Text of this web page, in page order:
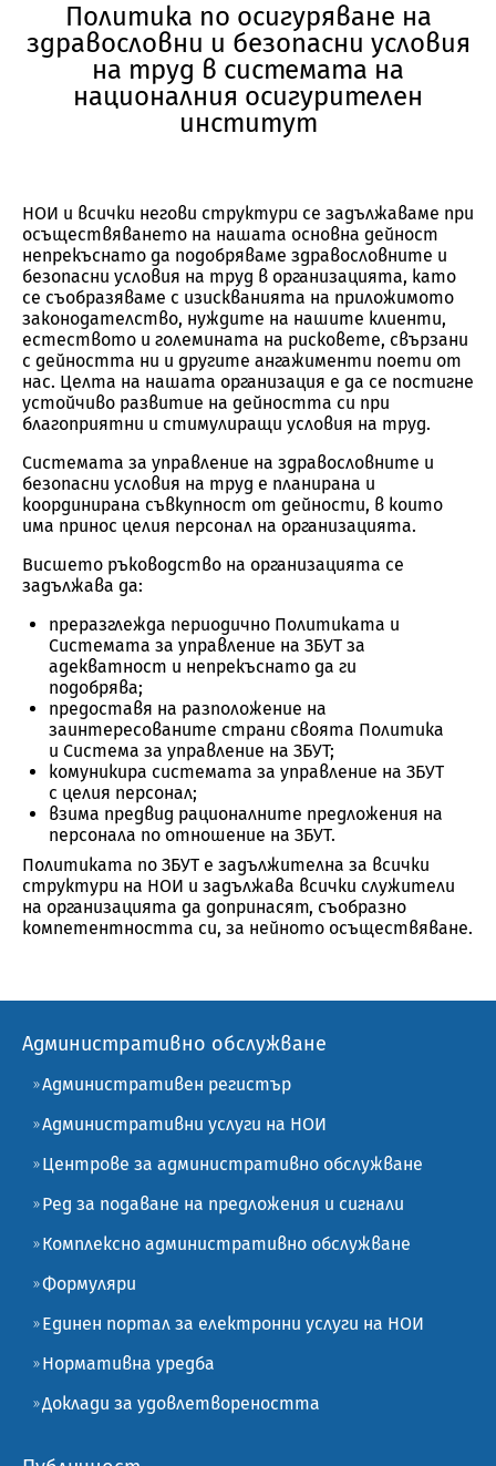
Политика по осигуряване на
здравословни и безопасни условия
на труд в системата на
националния осигурителен
институт
НОИ и всички негови структури се задължаваме при
осъществяването на нашата основна дейност
непрекъснато да подобряваме здравословните и
безопасни условия на труд в организацията, като
се съобразяваме с изискванията на приложимото
законодателство, нуждите на нашите клиенти,
естеството и големината на рисковете, свързани
с дейността ни и другите ангажименти поети от
нас. Целта на нашата организация е да се постигне
устойчиво развитие на дейността си при
благоприятни и стимулиращи условия на труд.
Системата за управление на здравословните и
безопасни условия на труд е планирана и
координирана съвкупност от дейности, в които
има принос целия персонал на организацията.
Висшето ръководство на организацията се
задължава да:
преразглежда периодично Политиката и
Системата за управление на ЗБУТ за
адекватност и непрекъснато да ги
подобрява;
предоставя на разположение на
заинтересованите страни своята Политика
и Система за управление на ЗБУТ;
комуникира системата за управление на ЗБУТ
с целия персонал;
взима предвид рационалните предложения на
персонала по отношение на ЗБУТ.
Политиката по ЗБУТ е задължителна за всички
структури на НОИ и задължава всички служители
на организацията да допринасят, съобразно
компетентността си, за нейното осъществяване.
Административно обслужване
Административен регистър
Административни услуги на НОИ
Центрове за административно обслужване
Ред за подаване на предложения и сигнали
Комплексно административно обслужване
Формуляри
Единен портал за електронни услуги на НОИ
Нормативна уредба
Доклади за удовлетвореността